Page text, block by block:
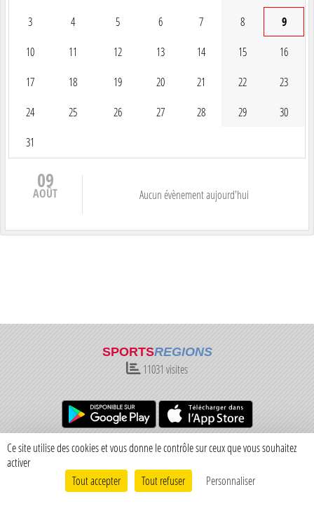
3 4 5 6 7 8 9
10 11 12 13 14 15 16
17 18 19 20 21 22 23
24 25 26 27 28 29 30
31
09
AOÛT Aucun évènement aujourd'hui
SPORTSREGIONS
11031 visites
Charte cookies Gestion des cookies
Envie de participer ?
Connexion
Ce site utilise des cookies et vous donne le contrôle sur ceux que vous souhaitez
activer
Tout accepter
Tout refuser Personnaliser